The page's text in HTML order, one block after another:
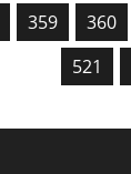
359 360
521